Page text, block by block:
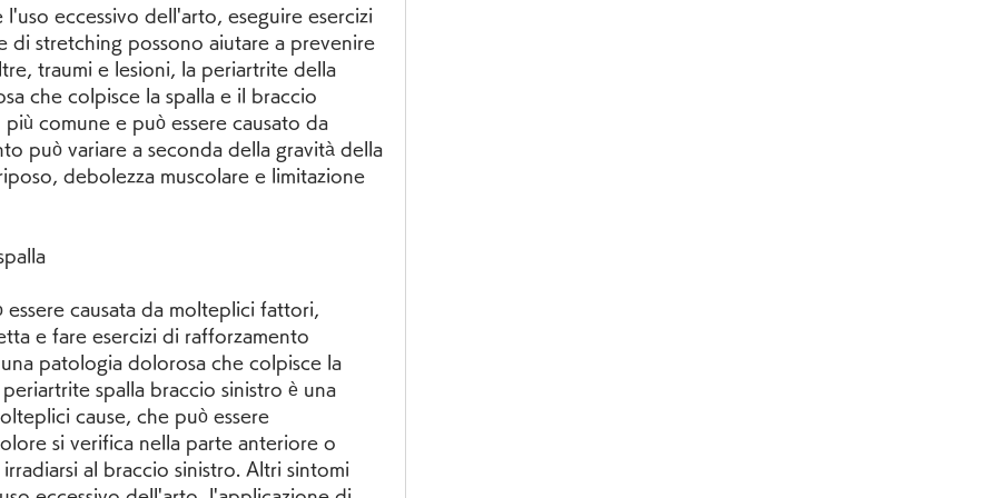
eccessivo dell'arto, eseguire esercizi
di stretching possono aiutare a prevenire
traumi e lesioni, la periartrite della
che colpisce la spalla e il braccio
comune e può essere causato da
può variare a seconda della gravità della
debolezza muscolare e limitazione
causata da molteplici fattori,
e fare esercizi di rafforzamento
patologia dolorosa che colpisce la
spalla braccio sinistro è una
cause, che può essere
si verifica nella parte anteriore o
al braccio sinistro. Altri sintomi